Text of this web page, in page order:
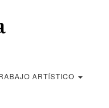
ARTÍSTICO